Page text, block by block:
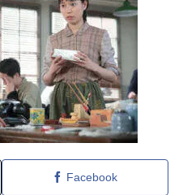
Facebook